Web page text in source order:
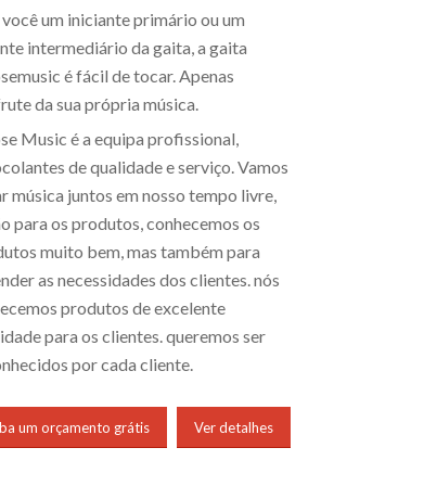
você um iniciante primário ou um
intermediário da gaita, a gaita
é fácil de tocar. Apenas
da sua própria música.
Music é a equipa profissional,
de qualidade e serviço. Vamos
música juntos em nosso tempo livre,
para os produtos, conhecemos os
muito bem, mas também para
as necessidades dos clientes. nós
produtos de excelente
para os clientes. queremos ser
por cada cliente.
um orçamento grátis Ver detalhes